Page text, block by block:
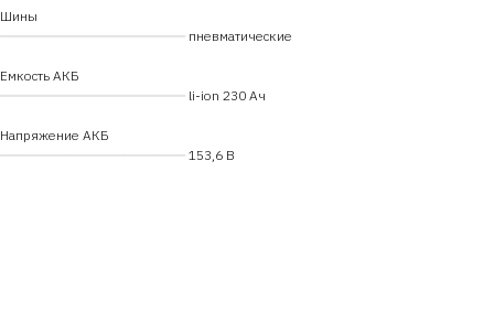
Шины
━━━━━━━━━━━━━━━━━━━━━━━━ пневматические
Емкость АКБ
━━━━━━━━━━━━━━━━━━━━━━━━ li-ion 230 Ач
Напряжение АКБ
━━━━━━━━━━━━━━━━━━━━━━━━ 153,6 В